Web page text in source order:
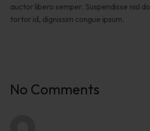
auctor libero semper. Suspendisse nisl
tortor id, dignissim congue ipsum.
No Comments